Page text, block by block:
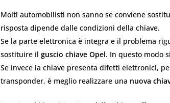
Molti automobilisti non sanno se conviene
risposta dipende dalle condizioni della chiave.
Se la parte elettronica è integra e il problema
sostituire il guscio chiave Opel. In questo modo
Se invece la chiave presenta difetti elettronici,
transponder, è meglio realizzare una nuova